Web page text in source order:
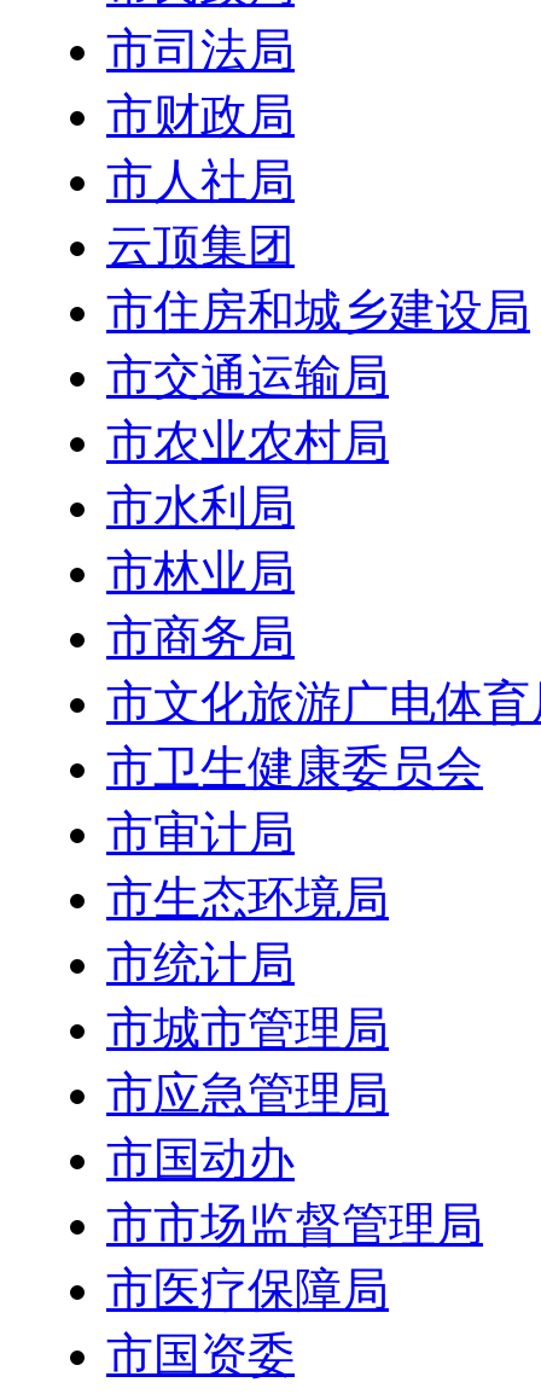
市司法局
市财政局
市人社局
云顶集团
市住房和城乡建设局
市交通运输局
市农业农村局
市水利局
市林业局
市商务局
市文化旅游广电体育
市卫生健康委员会
市审计局
市生态环境局
市统计局
市城市管理局
市应急管理局
市国动办
市市场监督管理局
市医疗保障局
市国资委